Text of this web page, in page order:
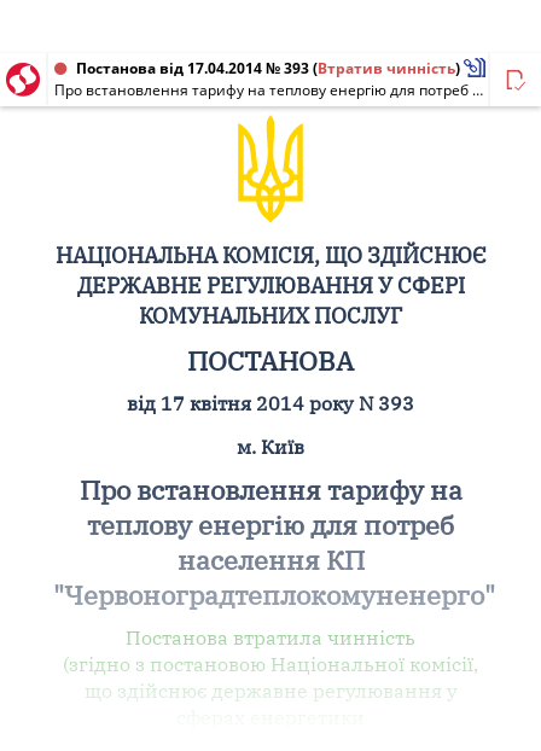
Постанова від 17.04.2014 № 393(Втратив чинність)
Про встановлення тарифу на теплову енергію для потреб населення КП "Червоноградтеплокомуненерго"
НАЦІОНАЛЬНА КОМІСІЯ, ЩО ЗДІЙСНЮЄ
ДЕРЖАВНЕ РЕГУЛЮВАННЯ У СФЕРІ
КОМУНАЛЬНИХ ПОСЛУГ
ПОСТАНОВА
від 17 квітня 2014 року N 393
м. Київ
Про встановлення тарифу на
теплову енергію для потреб
населення КП
"Червоноградтеплокомуненерго"
Постанова втратила чинність
(згідно з постановою Національної комісії,
що здійснює державне регулювання у